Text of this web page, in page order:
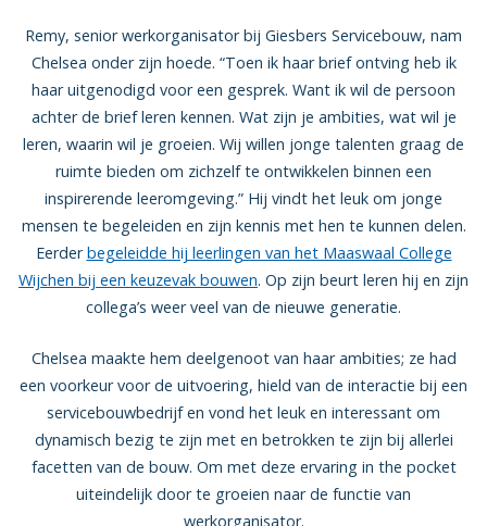
Remy, senior werkorganisator bij Giesbers Servicebouw, nam
Chelsea onder zijn hoede. “Toen ik haar brief ontving heb ik
haar uitgenodigd voor een gesprek. Want ik wil de persoon
achter de brief leren kennen. Wat zijn je ambities, wat wil je
leren, waarin wil je groeien. Wij willen jonge talenten graag de
ruimte bieden om zichzelf te ontwikkelen binnen een
inspirerende leeromgeving.” Hij vindt het leuk om jonge
mensen te begeleiden en zijn kennis met hen te kunnen delen.
Eerderbegeleidde hij leerlingen van het Maaswaal College
Wijchen bij een keuzevak bouwen. Op zijn beurt leren hij en zijn
collega’s weer veel van de nieuwe generatie.
Chelsea maakte hem deelgenoot van haar ambities; ze had
een voorkeur voor de uitvoering, hield van de interactie bij een
servicebouwbedrijf en vond het leuk en interessant om
dynamisch bezig te zijn met en betrokken te zijn bij allerlei
facetten van de bouw. Om met deze ervaring in the pocket
uiteindelijk door te groeien naar de functie van
werkorganisator.